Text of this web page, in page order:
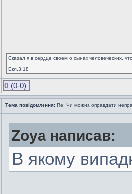
Сказал я в сердце своем о сынах человеческих,
Екл.3:18
0 (0-0)
Тема повідомлення: Re: Чи можна оправдати
Zoya написав:
В якому